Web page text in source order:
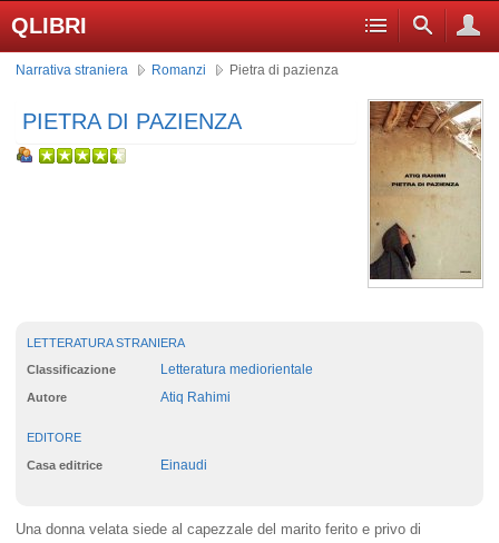
QLIBRI
Narrativa straniera Romanzi Pietra di pazienza
PIETRA DI PAZIENZA
LETTERATURA STRANIERA
Classificazione Letteratura mediorientale
Autore Atiq Rahimi
EDITORE
Casa editrice Einaudi
Una donna velata siede al capezzale del marito ferito e privo di